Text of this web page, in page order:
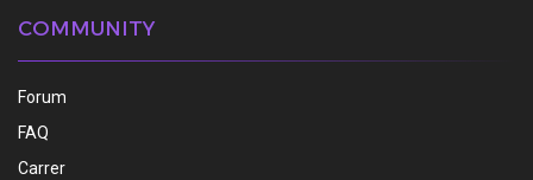
COMMUNITY
Forum
FAQ
Carrer